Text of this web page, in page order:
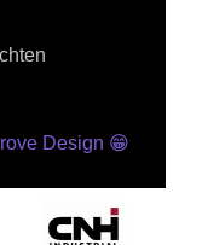
Design 😁